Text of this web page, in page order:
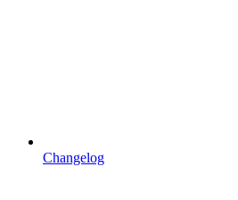
Changelog